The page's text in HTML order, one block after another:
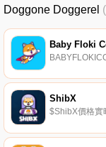
Doggone Doggerel
Baby Floki
ShibX